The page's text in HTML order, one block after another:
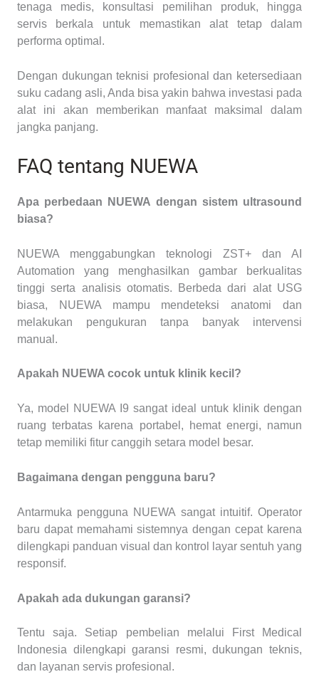
tenaga medis, konsultasi pemilihan produk, hingga
servis berkala untuk memastikan alat tetap dalam
performa optimal.
Dengan dukungan teknisi profesional dan ketersediaan
suku cadang asli, Anda bisa yakin bahwa investasi pada
alat ini akan memberikan manfaat maksimal dalam
jangka panjang.
FAQ tentang NUEWA
Apa perbedaan NUEWA dengan sistem ultrasound
biasa?
NUEWA menggabungkan teknologi ZST+ dan AI
Automation yang menghasilkan gambar berkualitas
tinggi serta analisis otomatis. Berbeda dari alat USG
biasa, NUEWA mampu mendeteksi anatomi dan
melakukan pengukuran tanpa banyak intervensi
manual.
Apakah NUEWA cocok untuk klinik kecil?
Ya, model NUEWA I9 sangat ideal untuk klinik dengan
ruang terbatas karena portabel, hemat energi, namun
tetap memiliki fitur canggih setara model besar.
Bagaimana dengan pengguna baru?
Antarmuka pengguna NUEWA sangat intuitif. Operator
baru dapat memahami sistemnya dengan cepat karena
dilengkapi panduan visual dan kontrol layar sentuh yang
responsif.
Apakah ada dukungan garansi?
Tentu saja. Setiap pembelian melalui First Medical
Indonesia dilengkapi garansi resmi, dukungan teknis,
dan layanan servis profesional.